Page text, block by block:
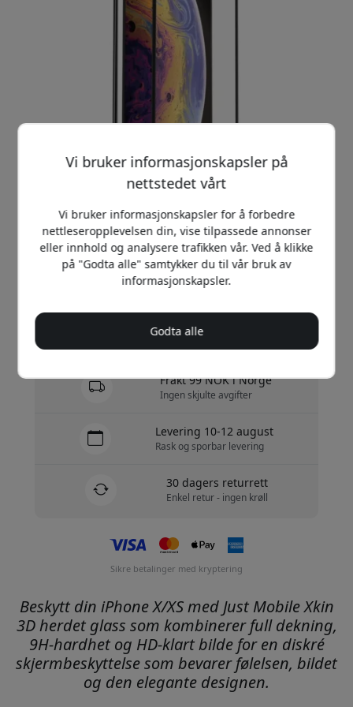
Anbefalt pris
199 NOK
På lager - klar til å sendes
Frakt 99 NOK i Norge
Ingen skjulte avgifter
Levering 10-12 august
Rask og sporbar levering
30 dagers returrett
Enkel retur - ingen krøll
Sikre betalinger med kryptering
Beskytt din iPhone X/XS med Just Mobile Xkin
3D herdet glass som kombinerer full dekning,
9H-hardhet og HD-klart bilde for en diskré
skjermbeskyttelse som bevarer følelsen, bildet
og den elegante designen.
Vi bruker informasjonskapsler på
nettstedet vårt
Vi bruker informasjonskapsler for å forbedre
nettleseropplevelsen din, vise tilpassede annonser
eller innhold og analysere trafikken vår. Ved å klikke
på "Godta alle" samtykker du til vår bruk av
informasjonskapsler.
Godta alle